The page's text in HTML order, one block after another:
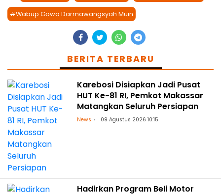
#Wabup Gowa Darmawangsyah Muin
BERITA TERBARU
Karebosi Disiapkan Jadi Pusat
HUT Ke-81 RI, Pemkot Makassar
Matangkan Seluruh Persiapan
News 09 Agustus 2026 10:15
Hadirkan Program Beli Motor